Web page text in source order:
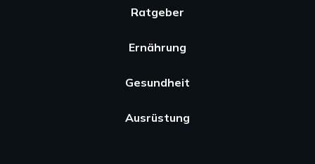
Ratgeber
Ernährung
Gesundheit
Ausrüstung